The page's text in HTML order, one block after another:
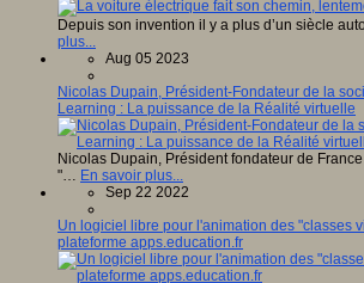
Depuis son invention il y a plus d’un siècle
plus...
Aug 05 2023
Nicolas Dupain, Président-Fondateur de la
Learning : La puissance de la Réalité virtuelle
Nicolas Dupain, Président fondateur de
"… En savoir plus...
Sep 22 2022
Un logiciel libre pour l'animation des "classes
plateforme apps.education.fr